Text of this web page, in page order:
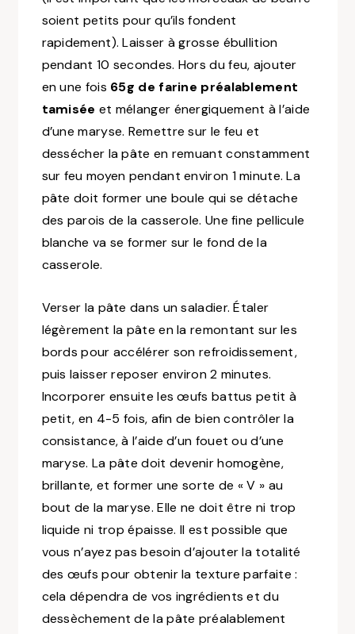
soient petits pour qu’ils fondent
rapidement). Laisser à grosse ébullition
pendant 10 secondes. Hors du feu, ajouter
en une fois 65g de farine préalablement
tamisée et mélanger énergiquement à l’aide
d’une maryse. Remettre sur le feu et
dessécher la pâte en remuant constamment
sur feu moyen pendant environ 1 minute. La
pâte doit former une boule qui se détache
des parois de la casserole. Une fine pellicule
blanche va se former sur le fond de la
casserole.
Verser la pâte dans un saladier. Étaler
légèrement la pâte en la remontant sur les
bords pour accélérer son refroidissement,
puis laisser reposer environ 2 minutes.
Incorporer ensuite les œufs battus petit à
petit, en 4-5 fois, afin de bien contrôler la
consistance, à l’aide d’un fouet ou d’une
maryse. La pâte doit devenir homogène,
brillante, et former une sorte de « V » au
bout de la maryse. Elle ne doit être ni trop
liquide ni trop épaisse. Il est possible que
vous n’ayez pas besoin d’ajouter la totalité
des œufs pour obtenir la texture parfaite :
cela dépendra de vos ingrédients et du
dessèchement de la pâte préalablement